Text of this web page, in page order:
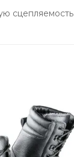
сцепляемость